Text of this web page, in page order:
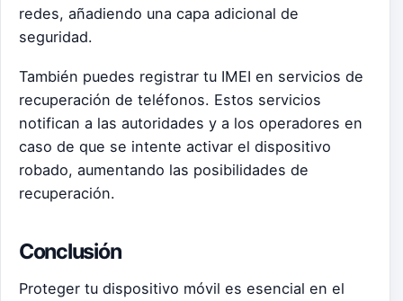
redes, añadiendo una capa adicional de
seguridad.
También puedes registrar tu IMEI en servicios de
recuperación de teléfonos. Estos servicios
notifican a las autoridades y a los operadores en
caso de que se intente activar el dispositivo
robado, aumentando las posibilidades de
recuperación.
Conclusión
Proteger tu dispositivo móvil es esencial en el